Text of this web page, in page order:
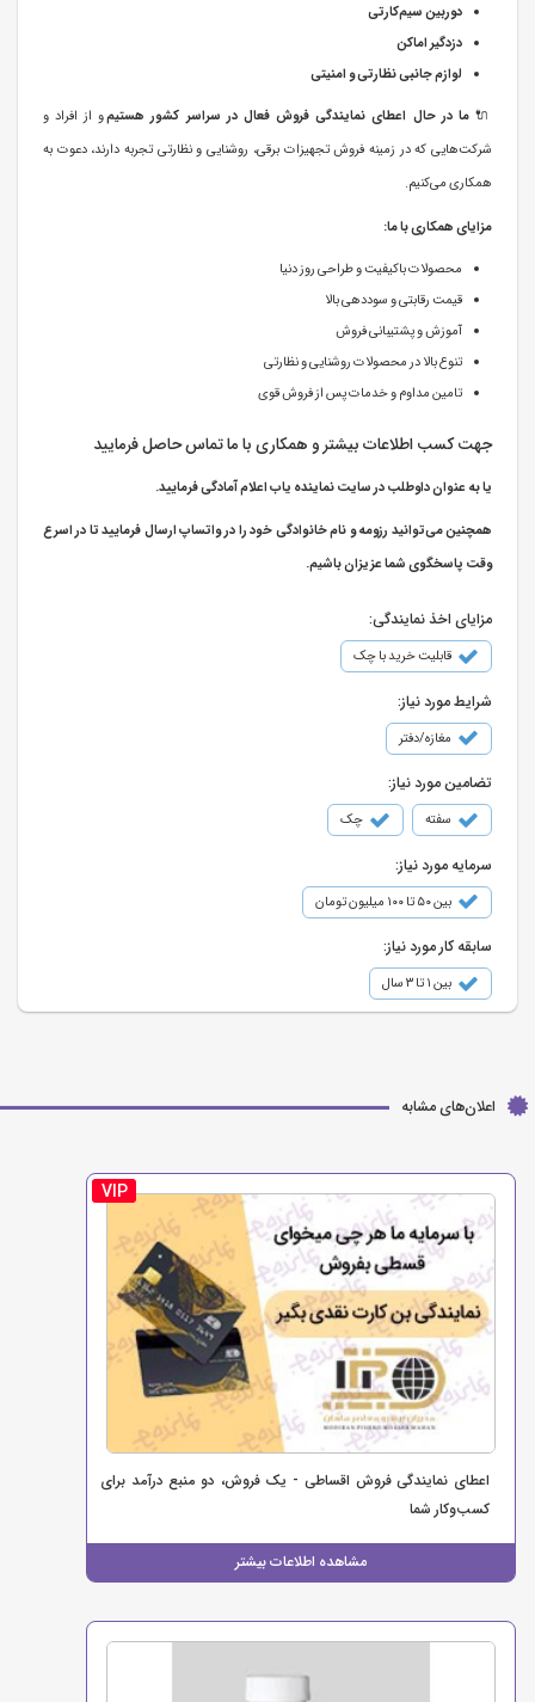
دوربین سیم‌کارتی
دزدگیر اماکن
لوازم جانبی نظارتی و امنیتی
🔌ما در حال اعطای نمایندگی فروش فعال در سراسر کشور هستیمو از افراد و
شرکت‌هایی که در زمینه فروش تجهیزات برقی، روشنایی و نظارتی تجربه دارند، دعوت به
همکاری می‌کنیم.
مزایای همکاری با ما:
محصولات باکیفیت و طراحی روز دنیا
قیمت رقابتی و سوددهی بالا
آموزش و پشتیبانی فروش
تنوع بالا در محصولات روشنایی و نظارتی
تامین مداوم و خدمات پس از فروش قوی
جهت کسب اطلاعات بیشتر و همکاری با ما تماس حاصل فرمایید
یا به عنوان داوطلب در سایت نماینده یاب اعلام آمادگی فرمایید.
همچنین می‌توانید رزومه و نام خانوادگی خود را در واتساپ ارسال فرمایید تا در اسرع
وقت پاسخگوی شما عزیزان باشیم.
مزایای اخذ نمایندگی:
قابلیت خرید با چک
شرایط مورد نیاز:
مغازه/دفتر
تضامین مورد نیاز:
سفته چک
سرمایه مورد نیاز:
بین ۵۰ تا ۱۰۰ میلیون تومان
سابقه کار مورد نیاز:
بین ۱ تا ۳ سال
اعلان‌های مشابه
VIP
اعطای نمایندگی فروش اقساطی - یک فروش، دو منبع درآمد برای
کسب‌وکار شما
مشاهده اطلاعات بیشتر